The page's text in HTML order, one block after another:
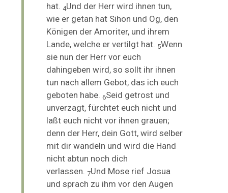
hat. 4Und der Herr wird ihnen tun,
wie er getan hat Sihon und Og, den
Königen der Amoriter, und ihrem
Lande, welche er vertilgt hat. 5Wenn
sie nun der Herr vor euch
dahingeben wird, so sollt ihr ihnen
tun nach allem Gebot, das ich euch
geboten habe. 6Seid getrost und
unverzagt, fürchtet euch nicht und
laßt euch nicht vor ihnen grauen;
denn der Herr, dein Gott, wird selber
mit dir wandeln und wird die Hand
nicht abtun noch dich
verlassen. 7Und Mose rief Josua
und sprach zu ihm vor den Augen